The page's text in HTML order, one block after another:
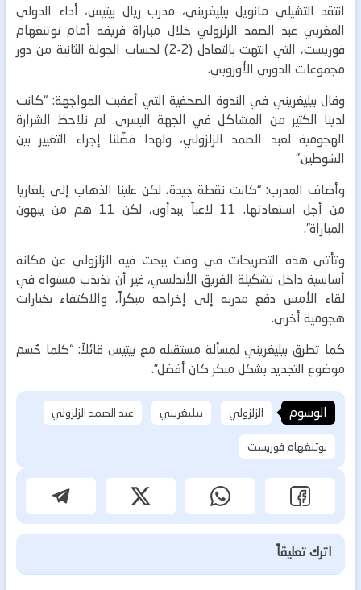
انتقد التشيلي مانويل بيليغريني، مدرب ريال بيتيس، أداء الدولي
المغربي عبد الصمد الزلزولي خلال مباراة فريقه أمام نوتنغهام
فوريست، التي انتهت بالتعادل (2-2) لحساب الجولة الثانية من دور
مجموعات الدوري الأوروبي.
وقال بيليغريني في الندوة الصحفية التي أعقبت المواجهة: “كانت
لدينا الكثير من المشاكل في الجهة اليسرى. لم نلاحظ الشرارة
الهجومية لعبد الصمد الزلزولي، ولهذا فضّلنا إجراء التغيير بين
الشوطين.”
وأضاف المدرب: “كانت نقطة جيدة، لكن علينا الذهاب إلى بلغاريا
من أجل استعادتها. 11 لاعباً يبدأون، لكن 11 هم من ينهون
المباراة”.
وتأتي هذه التصريحات في وقت يبحث فيه الزلزولي عن مكانة
أساسية داخل تشكيلة الفريق الأندلسي، غير أن تذبذب مستواه في
لقاء الأمس دفع مدربه إلى إخراجه مبكراً، والاكتفاء بخيارات
هجومية أخرى.
كما تطرق بيليغريني لمسألة مستقبله مع بيتيس قائلاً: “كلما حُسم
موضوع التجديد بشكل مبكر كان أفضل”.
الوسوم الزلزولي بيليغريني
عبد الصمد الزلزولي
نوتنغهام فوريست
اترك تعليقاً